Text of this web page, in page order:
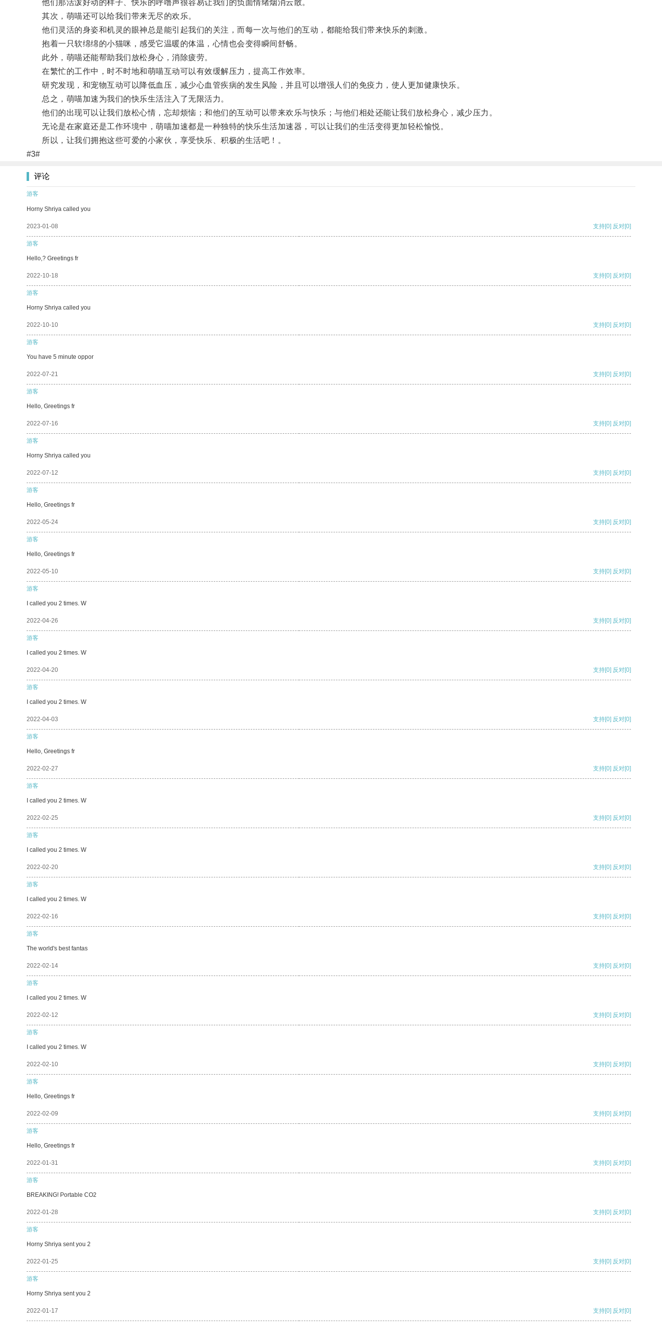
他们那活泼好动的样子、快乐的呼噜声很容易让我们的负面情绪烟消云散。
其次，萌喵还可以给我们带来无尽的欢乐。
他们灵活的身姿和机灵的眼神总是能引起我们的关注，而每一次与他们的互动，都能给我们带来快乐的刺激。
抱着一只软绵绵的小猫咪，感受它温暖的体温，心情也会变得瞬间舒畅。
此外，萌喵还能帮助我们放松身心，消除疲劳。
在繁忙的工作中，时不时地和萌喵互动可以有效缓解压力，提高工作效率。
研究发现，和宠物互动可以降低血压，减少心血管疾病的发生风险，并且可以增强人们的免疫力，使人更加健康快乐。
总之，萌喵加速为我们的快乐生活注入了无限活力。
他们的出现可以让我们放松心情，忘却烦恼；和他们的互动可以带来欢乐与快乐；与他们相处还能让我们放松身心，减少压力。
无论是在家庭还是工作环境中，萌喵加速都是一种独特的快乐生活加速器，可以让我们的生活变得更加轻松愉悦。
所以，让我们拥抱这些可爱的小家伙，享受快乐、积极的生活吧！。
#3#
评论
游客
Horny Shriya called you
2023-01-08 支持[0] 反对[0]
游客
Hello,? Greetings fr
2022-10-18 支持[0] 反对[0]
游客
Horny Shriya called you
2022-10-10 支持[0] 反对[0]
游客
You have 5 minute oppor
2022-07-21 支持[0] 反对[0]
游客
Hello, Greetings fr
2022-07-16 支持[0] 反对[0]
游客
Horny Shriya called you
2022-07-12 支持[0] 反对[0]
游客
Hello, Greetings fr
2022-05-24 支持[0] 反对[0]
游客
Hello, Greetings fr
2022-05-10 支持[0] 反对[0]
游客
I called you 2 times. W
2022-04-26 支持[0] 反对[0]
游客
I called you 2 times. W
2022-04-20 支持[0] 反对[0]
游客
I called you 2 times. W
2022-04-03 支持[0] 反对[0]
游客
Hello, Greetings fr
2022-02-27 支持[0] 反对[0]
游客
I called you 2 times. W
2022-02-25 支持[0] 反对[0]
游客
I called you 2 times. W
2022-02-20 支持[0] 反对[0]
游客
I called you 2 times. W
2022-02-16 支持[0] 反对[0]
游客
The world's best fantas
2022-02-14 支持[0] 反对[0]
游客
I called you 2 times. W
2022-02-12 支持[0] 反对[0]
游客
I called you 2 times. W
2022-02-10 支持[0] 反对[0]
游客
Hello, Greetings fr
2022-02-09 支持[0] 反对[0]
游客
Hello, Greetings fr
2022-01-31 支持[0] 反对[0]
游客
BREAKING! Portable CO2
2022-01-28 支持[0] 反对[0]
游客
Horny Shriya sent you 2
2022-01-25 支持[0] 反对[0]
游客
Horny Shriya sent you 2
2022-01-17 支持[0] 反对[0]